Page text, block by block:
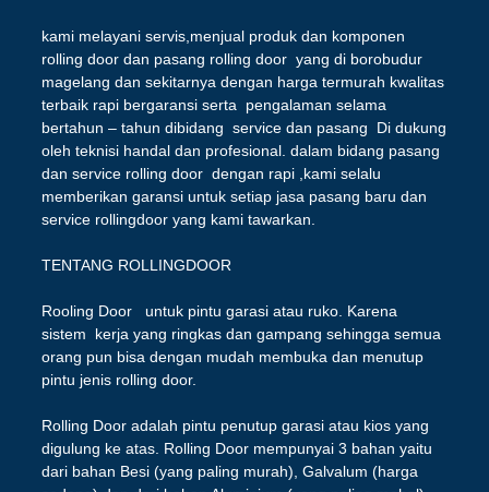
kami melayani servis,menjual produk dan komponen
rolling door dan pasang rolling door yang di borobudur
magelang dan sekitarnya dengan harga termurah kwalitas
terbaik rapi bergaransi serta pengalaman selama
bertahun – tahun dibidang service dan pasang Di dukung
oleh teknisi handal dan profesional. dalam bidang pasang
dan service rolling door dengan rapi ,kami selalu
memberikan garansi untuk setiap jasa pasang baru dan
service rollingdoor yang kami tawarkan.
TENTANG ROLLINGDOOR
Rooling Door untuk pintu garasi atau ruko. Karena
sistem kerja yang ringkas dan gampang sehingga semua
orang pun bisa dengan mudah membuka dan menutup
pintu jenis rolling door.
Rolling Door adalah pintu penutup garasi atau kios yang
digulung ke atas. Rolling Door mempunyai 3 bahan yaitu
dari bahan Besi (yang paling murah), Galvalum (harga